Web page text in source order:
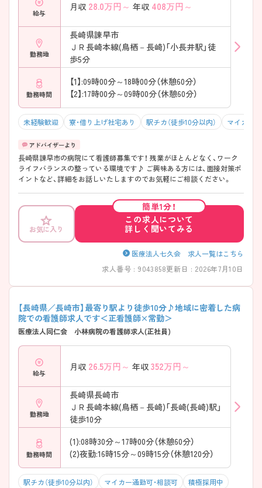
給与
月収 28.0万円～ 年収 408万円～
勤務地
長崎県諫早市
ＪＲ長崎本線(鳥栖－長崎)「小長井駅」徒
歩5分
勤務時間
【1】:09時00分～18時00分（休憩60分）
【2】:17時00分～09時00分（休憩60分）
未経験歓迎 寮・借り上げ社宅あり 駅チカ（徒歩10分以内） マイカー
長崎県諌早市の病院にて看護師募集です！ 残業がほとんどなく、ワーク
ライフバランスの整っている環境です♪ ご興味ある方には、面接対策ポ
イントなど、詳細をお話しいたしますのでお気軽にご相談ください。
お気に入り
簡単1分！
この求人について
詳しく聞いてみる
医療法人七久会 求人一覧はこちら
求人番号 : 9043858更新日 : 2026年7月10日
【長崎県／長崎市】最寄り駅より徒歩10分♪地域に密着した病
院での看護師求人です＜正看護師×常勤＞
医療法人同仁会 小林病院の看護師求人(正社員)
給与
月収 26.5万円～ 年収 352万円～
勤務地
長崎県長崎市
ＪＲ長崎本線(鳥栖－長崎)「長崎(長崎)駅」
徒歩10分
勤務時間
(1):08時30分～17時00分（休憩60分）
(2)夜勤:16時15分～09時15分（休憩120分）
駅チカ（徒歩10分以内） マイカー通勤可・相談可 積極採用中